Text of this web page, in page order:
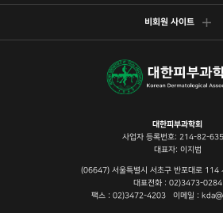
비회원 사이트
대한피부과학회
사업자 등록번호: 214-82-
대표자: 이지범
(06647) 서울특별시 서초구 반포대로 114
대표전화 : 02)3473-0284
팩스 : 02)3472-4203 이메일 :